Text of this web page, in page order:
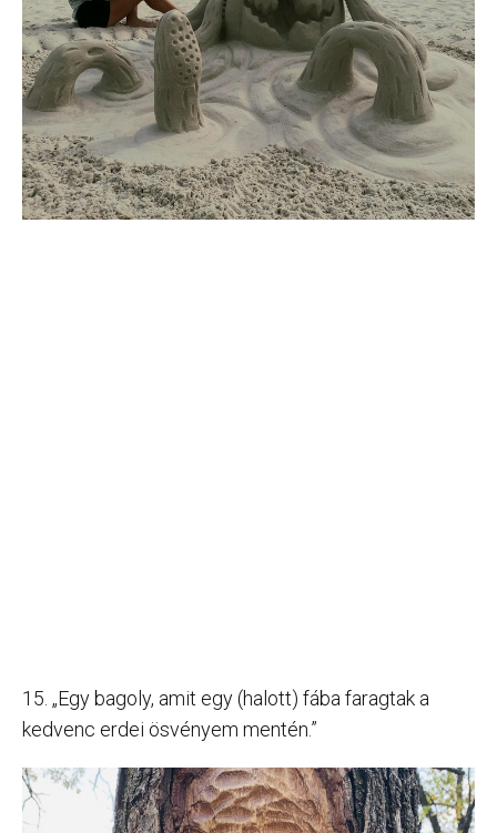
15. „Egy bagoly, amit egy (halott) fába faragtak a
kedvenc erdei ösvényem mentén.”